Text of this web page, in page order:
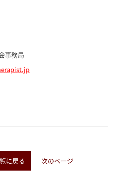
事務局
に戻る 次のページ